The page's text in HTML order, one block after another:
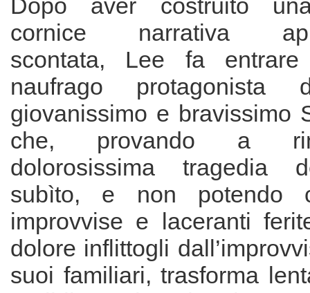
Dopo aver costruito
cornice narrativa
scontata, Lee fa
naufrago
giovanissimo e bravissimo
che, provando a
dolorosissima tragedia
subìto, e non potendo
improvvise e laceranti
dolore inflittogli
suoi familiari, trasforma